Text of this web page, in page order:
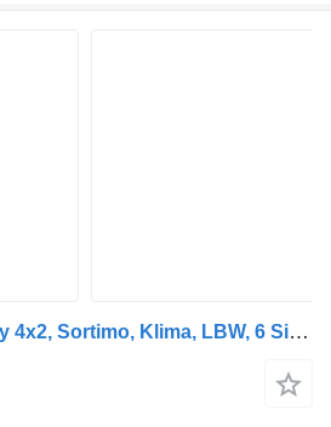
IVECO 70C18HD Daily 4x2, Sortimo, Klima, LBW, 6 Sitze